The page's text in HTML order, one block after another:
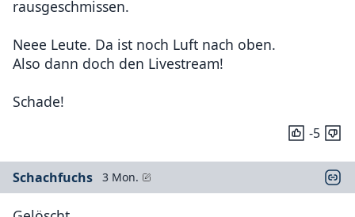
rausgeschmissen.
Neee Leute. Da ist noch Luft nach oben.
Also dann doch den Livestream!
Schade!
-5
Schachfuchs 3 Mon.